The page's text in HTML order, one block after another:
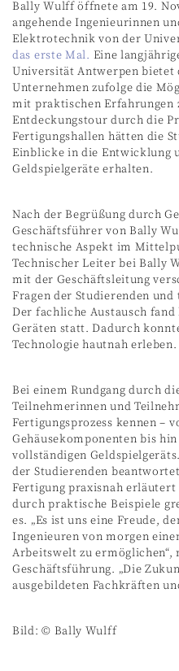
Bally Wulff öffnete am 19.
angehende Ingenieurinnen
Elektrotechnik von der
das erste Mal. Eine
Universität Antwerpen bietet
Unternehmen zufolge die
mit praktischen Erfahrungen
Entdeckungstour durch die
Fertigungshallen hätten die
Einblicke in die Entwicklung
Geldspielgeräte erhalten.
Nach der Begrüßung durch
Geschäftsführer von Bally
technische Aspekt im
Technischer Leiter bei Bally
mit der Geschäftsleitung
Fragen der Studierenden
Der fachliche Austausch
Geräten statt. Dadurch
Technologie hautnah erleben.
Bei einem Rundgang durch
Teilnehmerinnen und
Fertigungsprozess kennen –
Gehäusekomponenten bis
vollständigen
der Studierenden
Fertigung praxisnah
durch praktische Beispiele
es. „Es ist uns eine Freude,
Ingenieuren von morgen
Arbeitswelt zu
Geschäftsführung. „Die
ausgebildeten Fachkräften
Bild: © Bally Wulff